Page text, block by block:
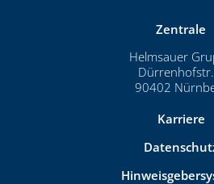
Zentrale
Helmsauer
90402
Karriere